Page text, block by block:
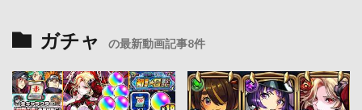
ガチャ の最新動画記事8件